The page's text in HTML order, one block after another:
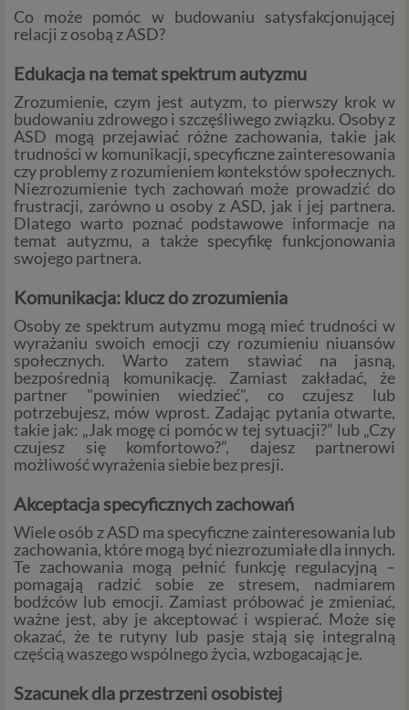
Co może pomóc w budowaniu satysfakcjonującej
relacji z osobą z ASD?
Edukacja na temat spektrum autyzmu
Zrozumienie, czym jest autyzm, to pierwszy krok w
budowaniu zdrowego i szczęśliwego związku. Osoby z
ASD mogą przejawiać różne zachowania, takie jak
trudności w komunikacji, specyficzne zainteresowania
czy problemy z rozumieniem kontekstów społecznych.
Niezrozumienie tych zachowań może prowadzić do
frustracji, zarówno u osoby z ASD, jak i jej partnera.
Dlatego warto poznać podstawowe informacje na
temat autyzmu, a także specyfikę funkcjonowania
swojego partnera.
Komunikacja: klucz do zrozumienia
Osoby ze spektrum autyzmu mogą mieć trudności w
wyrażaniu swoich emocji czy rozumieniu niuansów
społecznych. Warto zatem stawiać na jasną,
bezpośrednią komunikację. Zamiast zakładać, że
partner "powinien wiedzieć", co czujesz lub
potrzebujesz, mów wprost. Zadając pytania otwarte,
takie jak: „Jak mogę ci pomóc w tej sytuacji?” lub „Czy
czujesz się komfortowo?”, dajesz partnerowi
możliwość wyrażenia siebie bez presji.
Akceptacja specyficznych zachowań
Wiele osób z ASD ma specyficzne zainteresowania lub
zachowania, które mogą być niezrozumiałe dla innych.
Te zachowania mogą pełnić funkcję regulacyjną –
pomagają radzić sobie ze stresem, nadmiarem
bodźców lub emocji. Zamiast próbować je zmieniać,
ważne jest, aby je akceptować i wspierać. Może się
okazać, że te rutyny lub pasje stają się integralną
częścią waszego wspólnego życia, wzbogacając je.
Szacunek dla przestrzeni osobistej